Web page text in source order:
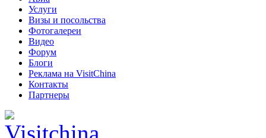
Услуги
Визы и посольства
Фотогалереи
Видео
Форум
Блоги
Реклама на VisitChina
Контакты
Партнеры